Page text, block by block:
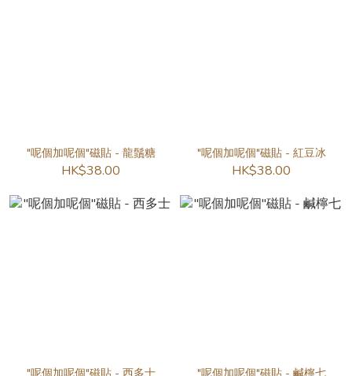
"呢個加呢個"磁貼 - 龍鬚糖
HK$38.00
"呢個加呢個"磁貼 - 紅豆冰
HK$38.00